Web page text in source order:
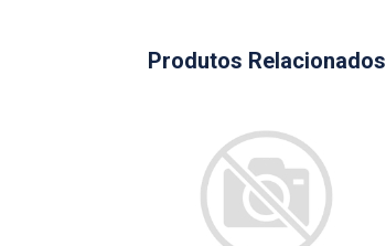
Produtos Relacionados